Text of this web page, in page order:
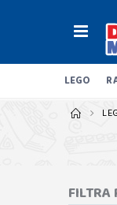
LEGO
FILTRA